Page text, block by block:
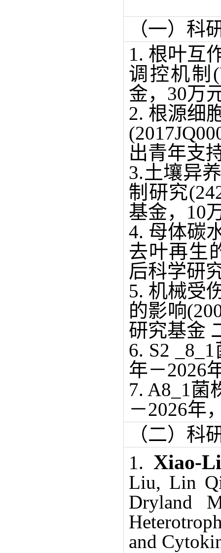
（一）科
1. 根叶互
调控机制
金，30万
2. 根源细
出青年支
3.土壤异
制研究
基金，10
4. 母体碳
去叶再生
后科学研
5. 机械受
的影响
研究基金
6. S2
年－2026
7. A8_1菌
－2026年
（二）科
1. Xiao-
Liu, Lin
Dryland
and